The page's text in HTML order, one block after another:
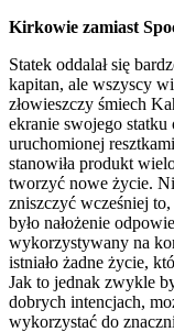
Kirkowie zamiast
Statek oddalał się
kapitan, ale wszyscy
złowieszczy śmiech
ekranie swojego
uruchomionej
stanowiła produkt
tworzyć nowe życie.
zniszczyć wcześniej
było nałożenie
wykorzystywany na
istniało żadne życie,
Jak to jednak zwykle
dobrych intencjach,
wykorzystać do